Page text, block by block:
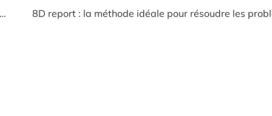
Auto entrepreneur bilan prévisionnel : les étapes pour réussir l’exercice financier 8D report : la méthode idéale pour résoudre les